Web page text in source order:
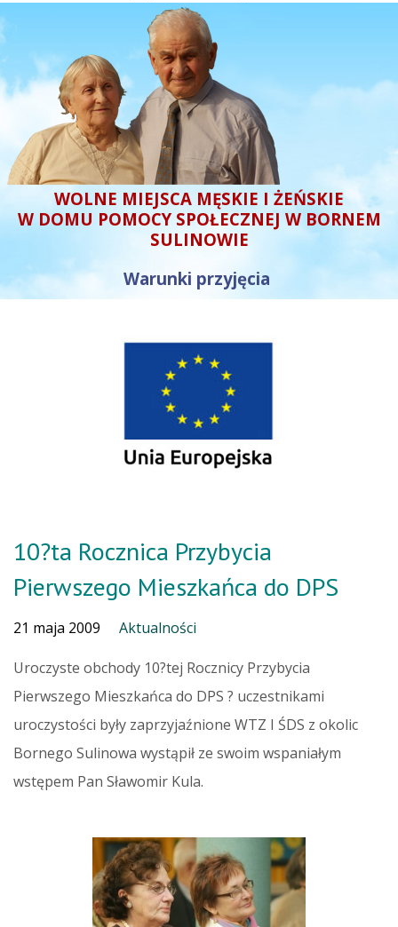
WOLNE MIEJSCA MĘSKIE I ŻEŃSKIE
W DOMU POMOCY SPOŁECZNEJ W BORNEM
SULINOWIE
Warunki przyjęcia
10?ta Rocznica Przybycia
Pierwszego Mieszkańca do DPS
21 maja 2009 Aktualności
Uroczyste obchody 10?tej Rocznicy Przybycia
Pierwszego Mieszkańca do DPS ? uczestnikami
uroczystości były zaprzyjaźnione WTZ I ŚDS z okolic
Bornego Sulinowa wystąpił ze swoim wspaniałym
wstępem Pan Sławomir Kula.